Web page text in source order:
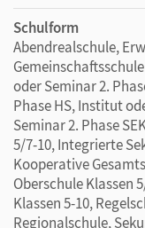
Schulform
Abendrealschule,
oder Seminar 2.
Phase HS, Institut
Seminar 2. Phase
5/7-10, Integrierte
Kooperative
Oberschule Klassen
Klassen 5-10,
Regionalschule,